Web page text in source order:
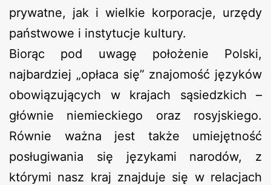
prywatne, jak i wielkie korporacje, urzędy
państwowe i instytucje kultury.
Biorąc pod uwagę położenie Polski,
najbardziej „opłaca się” znajomość języków
obowiązujących w krajach sąsiedzkich –
głównie niemieckiego oraz rosyjskiego.
Równie ważna jest także umiejętność
posługiwania się językami narodów, z
którymi nasz kraj znajduje się w relacjach